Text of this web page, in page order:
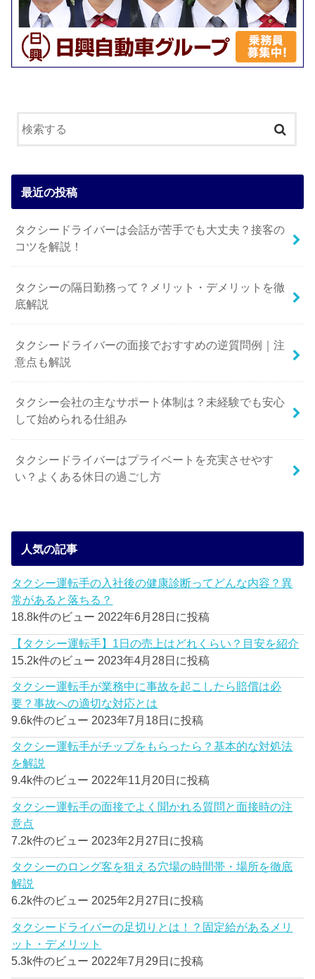
最近の投稿
タクシードライバーは会話が苦手でも大丈夫？接客の
コツを解説！
タクシーの隔日勤務って？メリット・デメリットを徹
底解説
タクシードライバーの面接でおすすめの逆質問例｜注
意点も解説
タクシー会社の主なサポート体制は？未経験でも安心
して始められる仕組み
タクシードライバーはプライベートを充実させやす
い？よくある休日の過ごし方
人気の記事
タクシー運転手の入社後の健康診断ってどんな内容？異
常があると落ちる？
18.8k件のビュー 2022年6月28日に投稿
【タクシー運転手】1日の売上はどれくらい？目安を紹介
15.2k件のビュー 2023年4月28日に投稿
タクシー運転手が業務中に事故を起こしたら賠償は必
要？事故への適切な対応とは
9.6k件のビュー 2023年7月18日に投稿
タクシー運転手がチップをもらったら？基本的な対処法
を解説
9.4k件のビュー 2022年11月20日に投稿
タクシー運転手の面接でよく聞かれる質問と面接時の注
意点
7.2k件のビュー 2023年2月27日に投稿
タクシーのロング客を狙える穴場の時間帯・場所を徹底
解説
6.2k件のビュー 2025年2月27日に投稿
タクシードライバーの足切りとは！？固定給があるメリ
ット・デメリット
5.3k件のビュー 2022年7月29日に投稿